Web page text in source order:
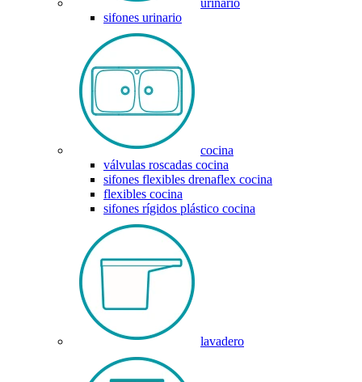
urinario
sifones urinario
cocina
válvulas roscadas cocina
sifones flexibles drenaflex cocina
flexibles cocina
sifones rígidos plástico cocina
lavadero